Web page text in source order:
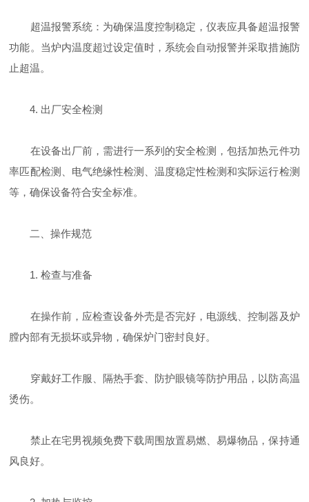
超温报警系统：为确保温度控制稳定，仪表应具备超温报警
功能。当炉内温度超过设定值时，系统会自动报警并采取措施防
止超温。
4. 出厂安全检测
在设备出厂前，需进行一系列的安全检测，包括加热元件功
率匹配检测、电气绝缘性检测、温度稳定性检测和实际运行检测
等，确保设备符合安全标准。
二、操作规范
1. 检查与准备
在操作前，应检查设备外壳是否完好，电源线、控制器及炉
膛内部有无损坏或异物，确保炉门密封良好。
穿戴好工作服、隔热手套、防护眼镜等防护用品，以防高温
烫伤。
禁止在宅男视频免费下载周围放置易燃、易爆物品，保持通
风良好。